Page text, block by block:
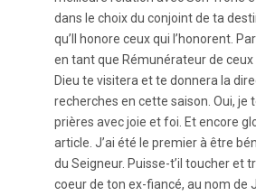
dans le choix du conjoint de ta
qu’Il honore ceux qui l’honorent.
en tant que Rémunérateur de ceux
Dieu te visitera et te donnera la
recherches en cette saison. Oui, je
prières avec joie et foi. Et encore
article. J’ai été le premier à être
du Seigneur. Puisse-t’il toucher et
coeur de ton ex-fiancé, au nom de